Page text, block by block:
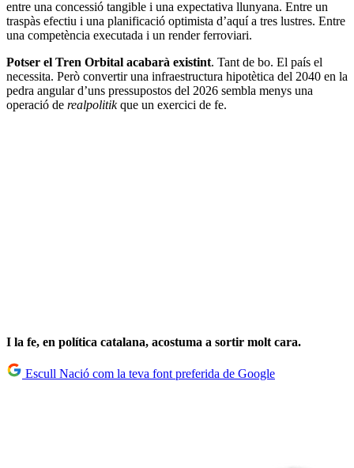
entre una concessió tangible i una expectativa llunyana. Entre un
traspàs efectiu i una planificació optimista d’aquí a tres lustres. Entre
una competència executada i un render ferroviari.
Potser el Tren Orbital acabarà existint. Tant de bo. El país el
necessita. Però convertir una infraestructura hipotètica del 2040 en la
pedra angular d’uns pressupostos del 2026 sembla menys una
operació de realpolitikque un exercici de fe.
I la fe, en política catalana, acostuma a sortir molt cara.
Escull Nació com la teva font preferida de Google